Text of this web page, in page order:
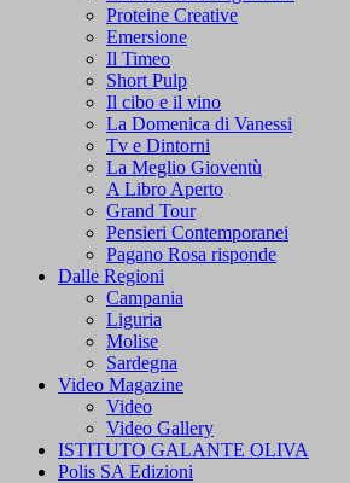
Proteine Creative
Emersione
Il Timeo
Short Pulp
Il cibo e il vino
La Domenica di Vanessi
Tv e Dintorni
La Meglio Gioventù
A Libro Aperto
Grand Tour
Pensieri Contemporanei
Pagano Rosa risponde
Dalle Regioni
Campania
Liguria
Molise
Sardegna
Video Magazine
Video
Video Gallery
ISTITUTO GALANTE OLIVA
Polis SA Edizioni